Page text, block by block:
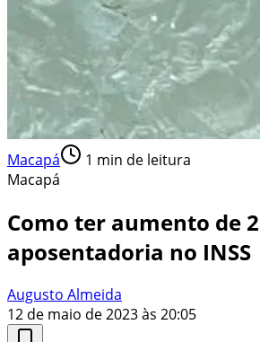
Macapá 1 min de leitura
Macapá
Como ter aumento de
aposentadoria no INSS
Augusto Almeida
12 de maio de 2023 às 20:05